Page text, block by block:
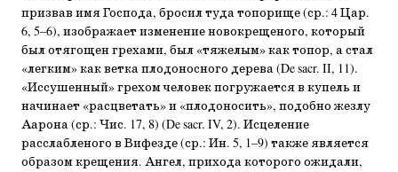
призвав имя Господа, бросил туда топорище (ср.: 4 Цар.
6, 5–6), изображает изменение новокрещеного, который
был отягощен грехами, был «тяжелым» как топор, а стал
«легким» как ветка плодоносного дерева (De sacr. II, 11).
«Иссушенный» грехом человек погружается в купель и
начинает «расцветать» и «плодоносить», подобно жезлу
Аарона (ср.: Чис. 17, 8) (De sacr. IV, 2). Исцеление
расслабленого в Вифезде (ср.: Ин. 5, 1–9) также является
образом крещения. Ангел, прихода которого ожидали,